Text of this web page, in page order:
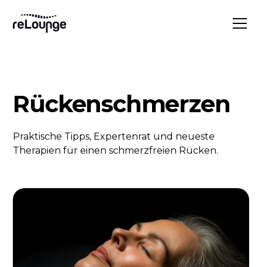
Rückenschmerzen
Praktische Tipps, Expertenrat und neueste
Therapien für einen schmerzfreien Rücken.